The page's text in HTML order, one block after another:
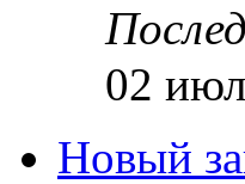
02
Новый